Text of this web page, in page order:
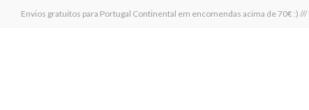
Envios gratuitos para Portugal Continental em encomendas acima de 70€ :) ///